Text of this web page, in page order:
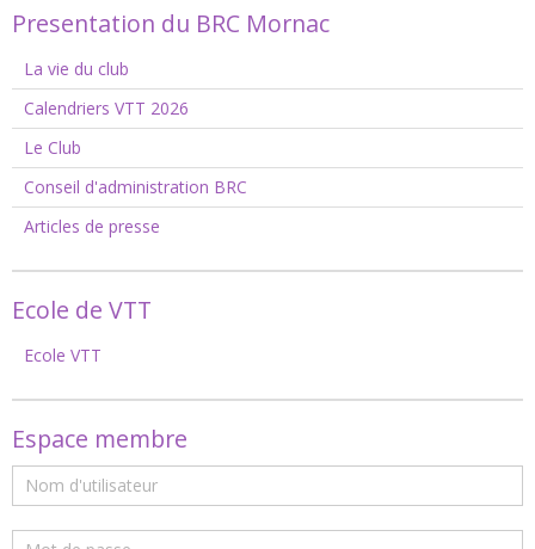
Presentation du BRC Mornac
La vie du club
Calendriers VTT 2026
Le Club
Conseil d'administration BRC
Articles de presse
Ecole de VTT
Ecole VTT
Espace membre